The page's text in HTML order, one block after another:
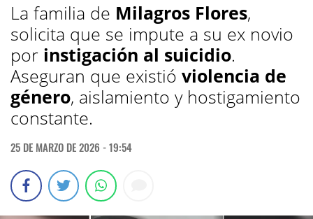
La familia de Milagros Flores,
solicita que se impute a su ex novio
por instigación al suicidio.
Aseguran que existió violencia de
género, aislamiento y hostigamiento
constante.
25 DE MARZO DE 2026 - 19:54